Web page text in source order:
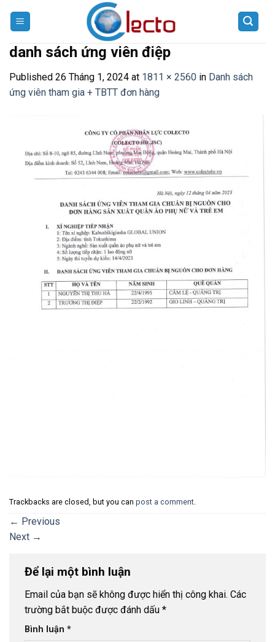
danh sách ứng viên điệp
Published 26 Tháng 1, 2024 at 1811 × 2560 in Danh sách
ứng viên tham gia + TBTT đơn hàng
Trackbacks are closed, but you can post a comment.
← Previous
Next →
Để lại một bình luận
Email của bạn sẽ không được hiển thị công khai. Các
trường bắt buộc được đánh dấu *
Bình luận *